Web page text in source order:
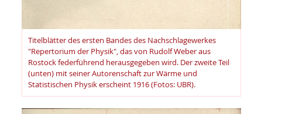
Titelblätter des ersten Bandes des Nachschlagewerkes
"Repertorium der Physik", das von Rudolf Weber aus
Rostock federführend herausgegeben wird. Der zweite Teil
(unten) mit seiner Autorenschaft zur Wärme und
Statistischen Physik erscheint 1916 (Fotos: UBR).